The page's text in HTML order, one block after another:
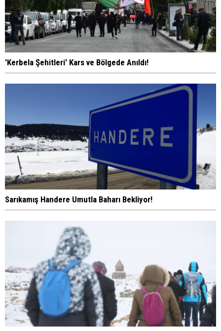
'Kerbela Şehitleri' Kars ve Bölgede Anıldı!
Sarıkamış Handere Umutla Baharı Bekliyor!